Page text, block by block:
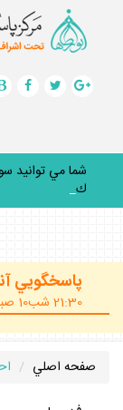
كني
پاسخگويي
21:30 شب10 صبح الي 11:30 ظهر)
صفحه اصلي